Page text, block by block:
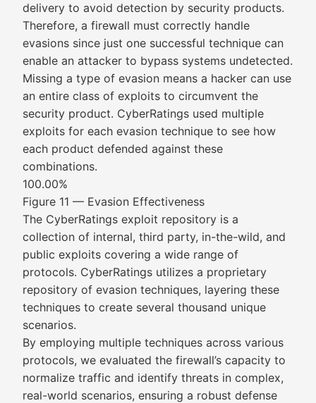
delivery to avoid detection by security products.
Therefore, a firewall must correctly handle
evasions since just one successful technique can
enable an attacker to bypass systems undetected.
Missing a type of evasion means a hacker can use
an entire class of exploits to circumvent the
security product. CyberRatings used multiple
exploits for each evasion technique to see how
each product defended against these
combinations.
100.00%
Figure 11 — Evasion Effectiveness
The CyberRatings exploit repository is a
collection of internal, third party, in-the-wild, and
public exploits covering a wide range of
protocols. CyberRatings utilizes a proprietary
repository of evasion techniques, layering these
techniques to create several thousand unique
scenarios.
By employing multiple techniques across various
protocols, we evaluated the firewall’s capacity to
normalize traffic and identify threats in complex,
real-world scenarios, ensuring a robust defense